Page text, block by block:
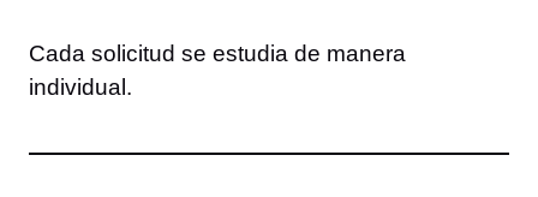
Cada solicitud se estudia de manera
individual.